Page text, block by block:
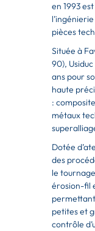
en 1993
pièces
Située à
90),
ans pour
haute
:
métaux
Dotée
des
le
érosion-fil
petites et
contrôle